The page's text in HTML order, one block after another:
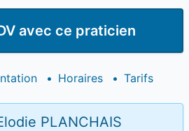
avec ce praticien
• Horaires • Tarifs
PLANCHAIS